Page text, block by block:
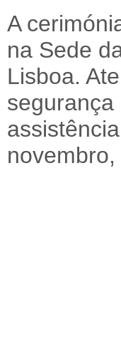
A
na Sede
Lisboa.